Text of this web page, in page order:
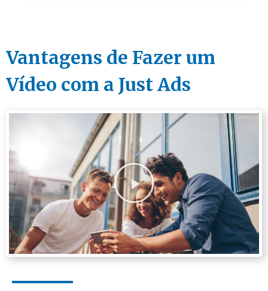
Vantagens de Fazer um
Vídeo com a Just Ads